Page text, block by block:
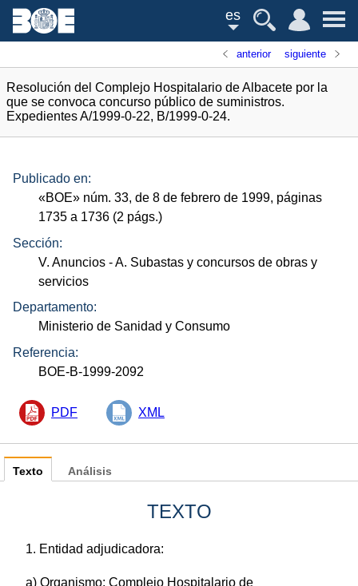
es
anterior siguiente
Resolución del Complejo Hospitalario de Albacete por la
que se convoca concurso público de suministros.
Expedientes A/1999-0-22, B/1999-0-24.
Publicado en:
«BOE» núm. 33, de 8 de febrero de 1999, páginas
1735 a 1736 (2 págs.)
Sección:
V. Anuncios - A. Subastas y concursos de obras y
servicios
Departamento:
Ministerio de Sanidad y Consumo
Referencia:
BOE-B-1999-2092
PDF XML
Texto
TEXTO
1. Entidad adjudicadora:
a) Organismo: Complejo Hospitalario de
Análisis